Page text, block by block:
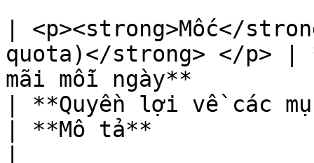
| <p><strong>Mốc</
quota)</strong> </p> |
mãi mỗi ngày**
| **Quyền lợi về các
| **Mô tả**